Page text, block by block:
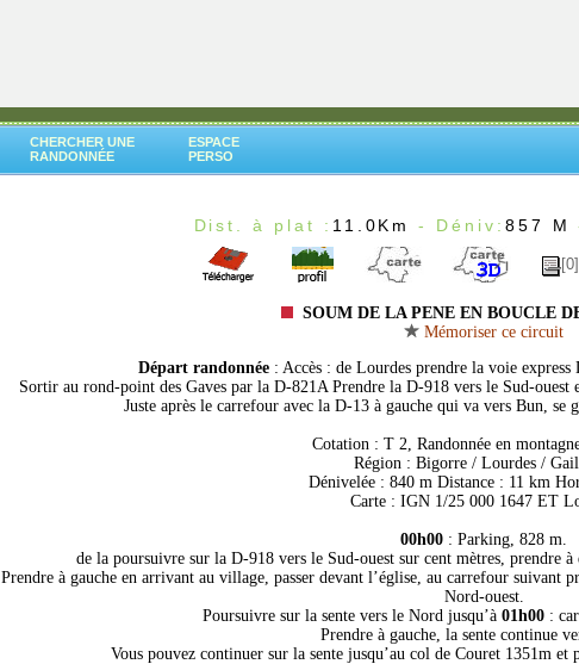
CHERCHER UNE
RANDONNÉE
ESPACE
PERSO
Dist. à plat : 11.0Km - Déniv: 857 M
[0]
SOUM DE LA PENE EN BOUCLE
Mémoriser ce circuit
Départ randonnée : Accès : de Lourdes prendre la voie
Sortir au rond-point des Gaves par la D-821A Prendre la D-918 vers le Sud-
Juste après le carrefour avec la D-13 à gauche qui va vers Bun, se
Cotation : T 2, Randonnée en
Région : Bigorre / Lourdes /
Dénivelée : 840 m Distance : 11 km
Carte : IGN 1/25 000 1647 ET
00h00 : Parking, 828 m.
de la poursuivre sur la D-918 vers le Sud-ouest sur cent mètres, prendre
Prendre à gauche en arrivant au village, passer devant l’église, au carrefour suivant
Nord-ouest.
Poursuivre sur la sente vers le Nord jusqu’à 01h00:
Prendre à gauche, la sente continue
Vous pouvez continuer sur la sente jusqu’au col de Couret 1351m